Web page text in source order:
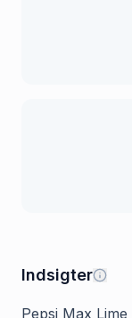
Indsigter
Pepsi Max